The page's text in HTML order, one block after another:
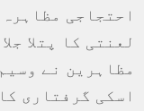
احتجاجی
لعنتی کا پتلا
مظاہرین نے
اسکی گرفتاری